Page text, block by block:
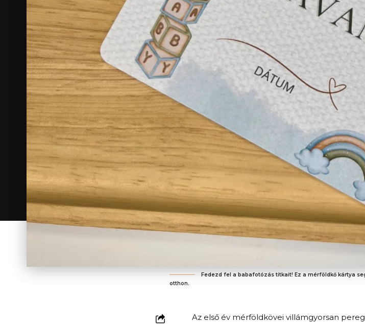
Fedezd fel a babafotózás titkait! Ez a mérföldkő kártya
otthon.
Az első év mérföldkövei villámgyorsan